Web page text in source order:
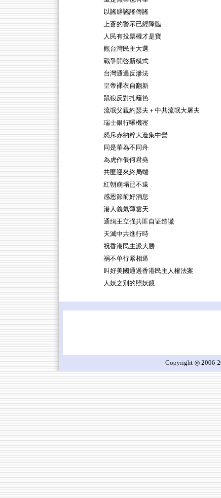
以謠辟謠謠傳謠
上蒼的警示已經降臨
人民有投票權才是寶
觀台灣民主大選
戰爭開啓新模式
台灣通過反滲法
皇帝裸衣自翻新
鼠狼反對扎籬笆
流氓父親約瑟夫＋中共流氓大屠夫
瑞士銀行曝機宻
怒斥赤納粹大造集中營
同是華為不同舟
為虎作倀何君堯
共匪迎來終局端
紅朝崩塌已不遠
感恩節前好消息
港人義氣薄雲天
通缉王立强共匪自证造谎
天滅中共進行時
祝香港民主派大勝
祸不单行紧相逼
叫好美國通過香港民主人權法案
人妖之別的照妖鏡
Copyright ◎ 2006-